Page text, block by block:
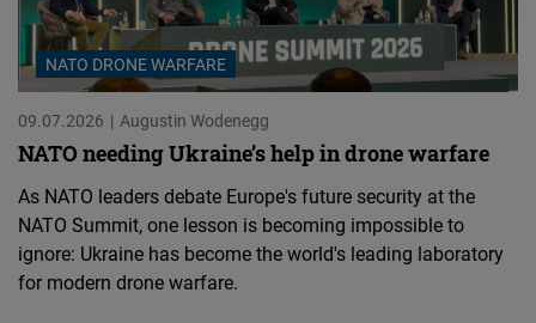
you.
NATO DRONE WARFARE
09.07.2026 Augustin Wodenegg
NATO needing Ukraine’s help in drone warfare
As NATO leaders debate Europe's future security at the
NATO Summit, one lesson is becoming impossible to
ignore: Ukraine has become the world's leading laboratory
for modern drone warfare.
D.Vinci
Embed
Typeform
Embed